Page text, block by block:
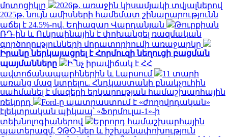
մոտոցիկլը
2026թ. առաջին կիսամյակի տվյալներով
2025թ. նույն ամիսների համեմատ շինարարությունն
աճել է 24.5%-ով. Եղիազար Վարդանյան
Թուրքիան
ՌԴ-ին և Ուկրաինային է փոխանցել ռազմական
գործողությունների մորատորիումի առաջարկը
Իրանը ներկայացրել է Հորմուզի նեղուցի բացման
պայմանները
Ի՞նչ իրավիճակ է ՀՀ
ավտոճանապարհներին և Լարսում
11 տարի
առանց մազ կտրելու. Հնդկաստանի բնակչուհին
սահմանել է մազերի երկարության համաշխարհային
ռեկորդ
Ford-ը պատրաստում է «ժողովրդական»
էլեկտրական պիկապ՝ «Ֆորմուլա-1»-ի
տեխնոլոգիաներով
Երրորդ համաշխարհային
պատերազմ, ՉԹՕ-ներ և իշխանափոխություն